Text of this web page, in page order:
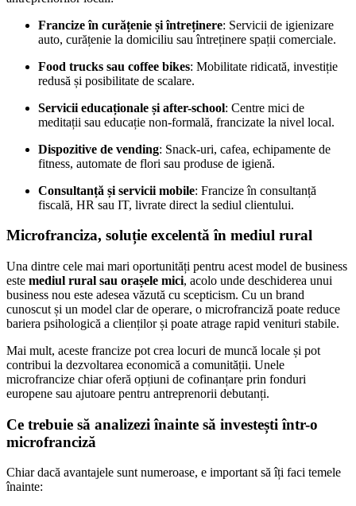
Francize în curățenie și întreținere: Servicii de igienizare
auto, curățenie la domiciliu sau întreținere spații comerciale.
Food trucks sau coffee bikes: Mobilitate ridicată, investiție
redusă și posibilitate de scalare.
Servicii educaționale și after-school: Centre mici de
meditații sau educație non-formală, francizate la nivel local.
Dispozitive de vending: Snack-uri, cafea, echipamente de
fitness, automate de flori sau produse de igienă.
Consultanță și servicii mobile: Francize în consultanță
fiscală, HR sau IT, livrate direct la sediul clientului.
Microfranciza, soluție excelentă în mediul rural
Una dintre cele mai mari oportunități pentru acest model de business
este mediul rural sau orașele mici, acolo unde deschiderea unui
business nou este adesea văzută cu scepticism. Cu un brand
cunoscut și un model clar de operare, o microfranciză poate reduce
bariera psihologică a clienților și poate atrage rapid venituri stabile.
Mai mult, aceste francize pot crea locuri de muncă locale și pot
contribui la dezvoltarea economică a comunității. Unele
microfrancize chiar oferă opțiuni de cofinanțare prin fonduri
europene sau ajutoare pentru antreprenorii debutanți.
Ce trebuie să analizezi înainte să investești într-o
microfranciză
Chiar dacă avantajele sunt numeroase, e important să îți faci temele
înainte: